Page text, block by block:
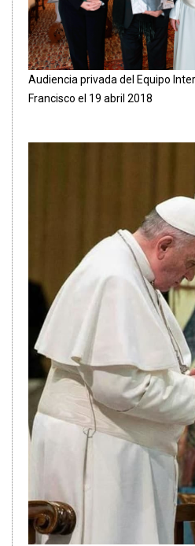
Audiencia privada del Equipo
Francisco el 19 abril 2018